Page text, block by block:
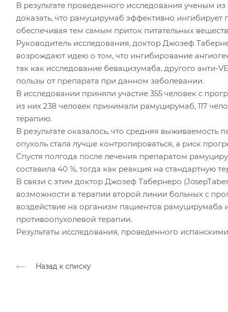
В результате проведенного исследования ученым
доказать, что рамуцирумаб эффективно
обеспечивая тем самым приток питательных
Руководитель исследования, доктор Джозеф
возрождают идею о том, что ингибирование
так как исследование бевацизумаба, другого анти-
пользы от препарата при данном заболевании.
В исследовании приняли участие 355 человек с
из них 238 человек принимали рамуцирумаб, 117
терапию.
В результате оказалось, что средняя
опухоль стала лучше контролироваться, а риск
Спустя полгода после лечения препаратом
составила 40 %, тогда как реакция на стандартную
В связи с этим доктор Джозеф Табернеро
возможности в терапии второй линии больных с
воздействие на организм пациентов рамуцирумаба
противоопухолевой терапии.
Результаты исследования, проведенного
Назад к списку